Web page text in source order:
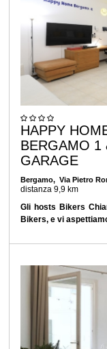
HAPPY
BERGAMO 1
GARAGE
Bergamo, Via Pietro
distanza 9,9 km
Gli hosts Bikers
Bikers, e vi